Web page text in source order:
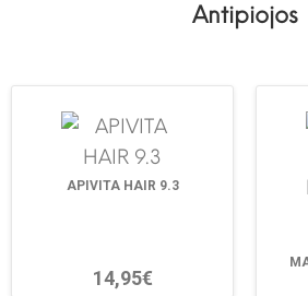
Antipiojos
APIVITA HAIR 9.3
14,95€